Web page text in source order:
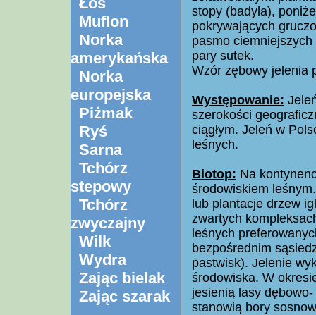
Muflon
Norka
amerykańska
Norka
europejska
Piżmak
Ryś
Sarna
Tchórz
stepowy
Tchórz
zwyczajny
Wilk
Wydra
Zając bielak
Zając szarak
stopy (badyla),
pokrywających
pasmo
pary sutek.
Wzór zębowy jelenia
Występowanie:
szerokości
ciągłym. Jeleń w
leśnych.
Biotop: Na
środowiskiem
lub plantacje drzew
zwartych
leśnych
bezpośrednim
pastwisk). Jelenie
środowiska. W
jesienią lasy
stanowią bory